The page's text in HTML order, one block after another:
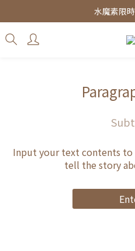
皇家飼料75
水魔素限
皇家飼料75
Input your text contents
tell the story